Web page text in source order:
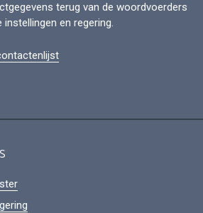
terug van de woordvoerders
instellingen en regering.